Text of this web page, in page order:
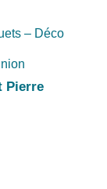
– Déco
Pierre